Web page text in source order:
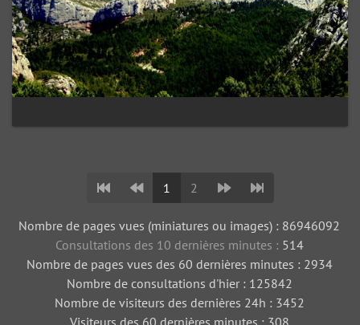
1 2
Nombre de pages vues (miniatures ou images) : 86946092
Consultations des 10 dernières minutes : 514
Nombre de pages vues des 60 dernières minutes : 2934
Nombre de consultations d'hier : 125842
Nombre de visiteurs des dernières 24h : 3452